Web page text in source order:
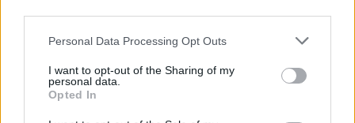
Personal Data Processing Opt Outs
I want to opt-out of the Sharing of my
personal data.
Opted In
Η έρευνα υποστηρίχθηκε από το βρετανικό
Ινστιτούτο Έρευνας Υγείας και Φροντίδας του
Ηνωμένου Βασιλείου (NIHR), το Συμβούλιο
Οικονομικής και Κοινωνικής Έρευνας (ESRC), το